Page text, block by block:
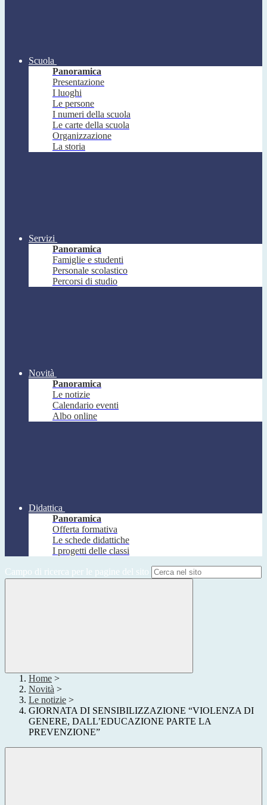
Scuola
Panoramica
Presentazione
I luoghi
Le persone
I numeri della scuola
Le carte della scuola
Organizzazione
La storia
Servizi
Panoramica
Famiglie e studenti
Personale scolastico
Percorsi di studio
Novità
Panoramica
Le notizie
Calendario eventi
Albo online
Didattica
Panoramica
Offerta formativa
Le schede didattiche
I progetti delle classi
Campo di ricerca per le pagine del sito
Home >
Novità >
Le notizie >
GIORNATA DI SENSIBILIZZAZIONE “VIOLENZA DI
GENERE, DALL’EDUCAZIONE PARTE LA
PREVENZIONE”